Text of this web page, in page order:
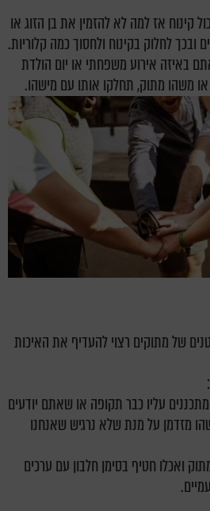
קינוח אז למה לא להזמין את בן הזוג או
ובכך לחלוק בקינוח ולחסוך כמה קלוריות.
באיזה אירוע משפחתי או יום הולדת
משהו מתוק, תחלקו אותו עם מישהו.
של מתוקים רצוי להעדיף את האיכות
עליו כבר תקופה או שאתם יודעים
מזדמן על מנת שלא נרגיש שאנחנו
ואכלו חטיף בסימן חלבון עם ערכים